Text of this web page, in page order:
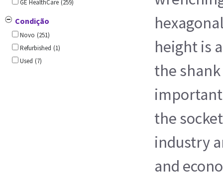
GE HealthCare (259)
Condição
Novo (251)
Refurbished (1)
Used (7)
height is
the
the
industry
and